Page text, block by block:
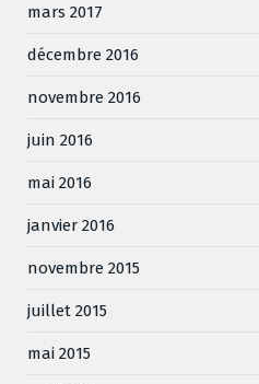
mars 2017
décembre 2016
novembre 2016
juin 2016
mai 2016
janvier 2016
novembre 2015
juillet 2015
mai 2015